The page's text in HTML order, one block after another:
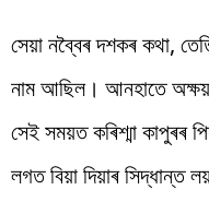
সেয়া নব্বৈৰ দশকৰ কথা,
নাম আছিল। আনহাতে অক্ষয়
সেই সময়ত কৰিশ্মা কাপুৰৰ
লগত বিয়া দিয়াৰ সিদ্ধান্ত